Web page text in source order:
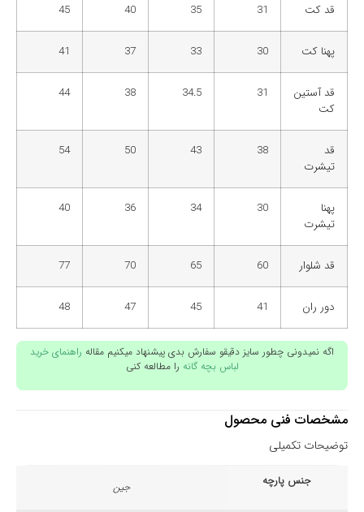
قد کت 31
35
40
45
پهنا کت 30
33
37
41
قد آستین
کت
31
34.5
38
44
قد
تیشرت
38
43
50
54
پهنا
تیشرت
30
34
36
40
قد شلوار 60
65
70
77
دور ران 41
45
47
48
اگه نمیدونی چطور سایز دقیقو سفارش بدی پیشنهاد میکنیم مقاله راهنمای خرید
لباس بچه گانه را مطالعه کنی
مشخصات فنی محصول
توضیحات تکمیلی
جنس پارچه جین